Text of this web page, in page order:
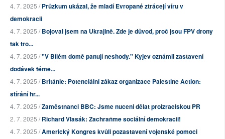
4. 7. 2025 /Průzkum ukázal, že mladí Evropané ztrácejí víru v
demokracii
4. 7. 2025 /Bojoval jsem na Ukrajině. Zde je důvod, proč jsou FPV drony
tak tro...
4. 7. 2025 /"V Bílém domě panují neshody." Kyjev oznámil zastavení
dodávek témě...
4. 7. 2025 /Británie: Potenciální zákaz organizace Palestine Action:
stírání hr...
4. 7. 2025 /Zaměstnanci BBC: Jsme nuceni dělat proizraelskou PR
2. 7. 2025 /Richard Vlasák: Zachraňme sociální demokracii!
4. 7. 2025 /Americký Kongres kvůli pozastavení vojenské pomoci